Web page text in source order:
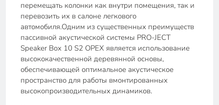
перемещать колонки как внутри помещения, так и
перевозить их в салоне легкового
автомобиля.Одним из существенных преимуществ
пассивной акустической системы PRO-JECT
Speaker Box 10 S2 ОРЕХ является использование
высококачественной деревянной основы,
обеспечивающей оптимальное акустическое
пространство для работы вмонтированных
высокопроизводительных динамиков.